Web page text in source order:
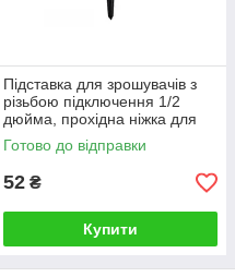
Підставка для зрошувачів з
різьбою підключення 1/2
дюйма, прохідна ніжка для
поливалок
Готово до відправки
52 ₴
Купити